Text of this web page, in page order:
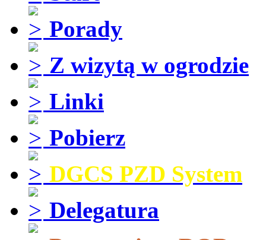
Porady
Z wizytą w ogrodzie
Linki
Pobierz
DGCS PZD System
Delegatura